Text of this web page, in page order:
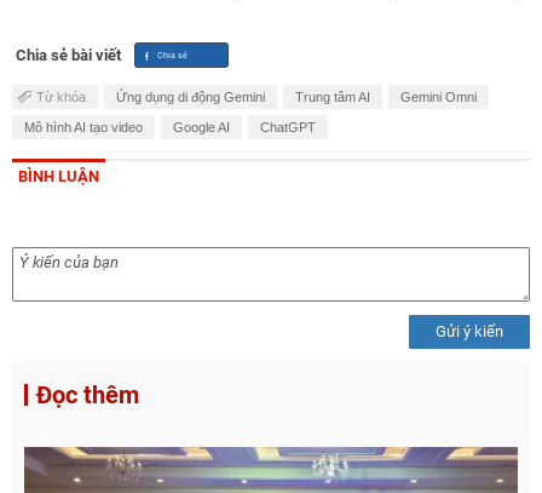
Chia sẻ bài viết
Từ khóa Ứng dụng di động Gemini Trung tâm AI Gemini Omni
Mô hình AI tạo video Google AI ChatGPT
BÌNH LUẬN
Gửi ý kiến
Đọc thêm